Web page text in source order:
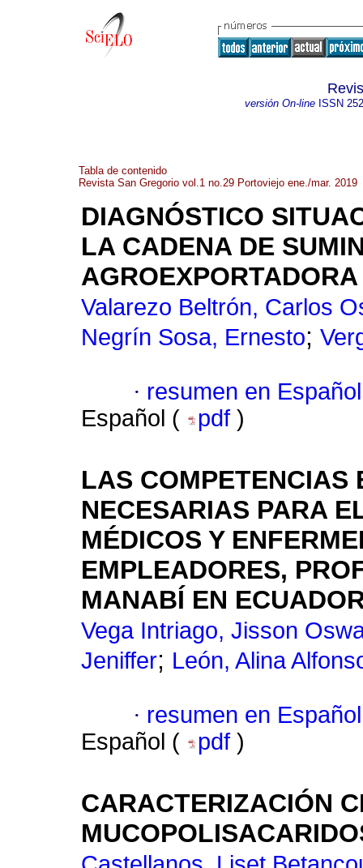
versión On-lineISSN
Tabla de contenido
Revista San Gregorio vol.1 no.29 Portoviejo ene./mar. 2019
DIAGNÓSTICO
LA CADENA DE
Valarezo Beltrón, Carlos
Negrín Sosa, Ernesto;
· resumen en Español
Español (
pdf )
LAS COMPETENCIAS
NECESARIAS PARA
MÉDICOS Y
EMPLEADORES,
MANABÍ EN
Vega Intriago, Jisson
Jeniffer; León, Alina
· resumen en Español
Español (
pdf )
CARACTERIZACIÓN